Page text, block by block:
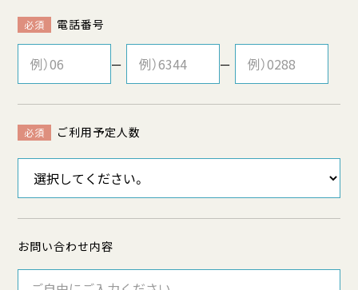
必須 電話番号
ー ー
必須 ご利用予定人数
お問い合わせ内容